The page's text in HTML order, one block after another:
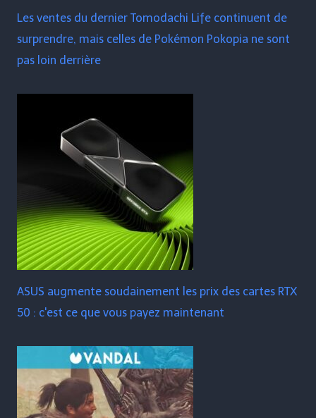
Les ventes du dernier Tomodachi Life continuent de
surprendre, mais celles de Pokémon Pokopia ne sont
pas loin derrière
ASUS augmente soudainement les prix des cartes RTX
50 : c'est ce que vous payez maintenant